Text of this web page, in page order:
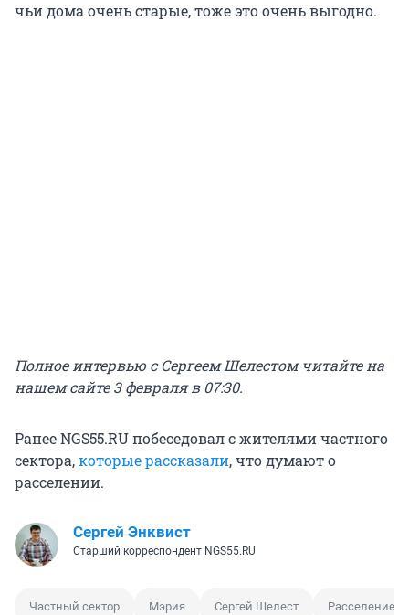
чьи дома очень старые, тоже это очень выгодно.
Полное интервью с Сергеем Шелестом читайте на
нашем сайте 3 февраля в 07:30.
Ранее NGS55.RU побеседовал с жителями частного
сектора,которые рассказали, что думают о
расселении.
Сергей Энквист
Старший корреспондент NGS55.RU
Частный сектор Мэрия Сергей Шелест Расселение